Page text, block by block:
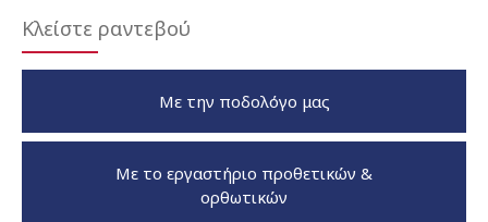
Κλείστε ραντεβού
Με την ποδολόγο μας
Με το εργαστήριο προθετικών &
ορθωτικών